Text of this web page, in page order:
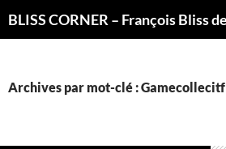
Archives par mot-clé : Gamecollecitf